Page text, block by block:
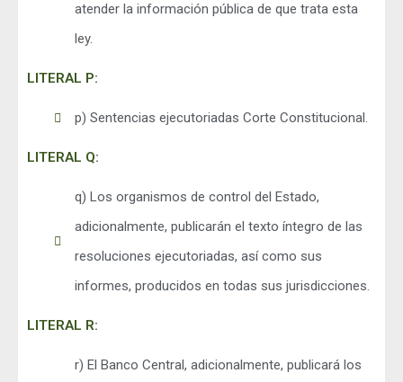
atender la información pública de que trata esta
ley.
LITERAL P:
p) Sentencias ejecutoriadas Corte Constitucional.
LITERAL Q:
q) Los organismos de control del Estado,
adicionalmente, publicarán el texto íntegro de las
resoluciones ejecutoriadas, así como sus
informes, producidos en todas sus jurisdicciones.
LITERAL R:
r) El Banco Central, adicionalmente, publicará los